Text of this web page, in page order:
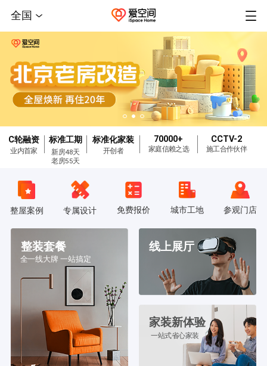
全国
C轮融资
业内首家
标准工期
新房48天
老房55天
标准化家装
开创者
70000+
家庭信赖之选
CCTV-2
施工合作伙伴
整屋案例 专属设计 免费报价 城市工地 参观门店
整装套餐
全一线大牌 一站搞定
线上展厅
家装新体验
一站式省心家装